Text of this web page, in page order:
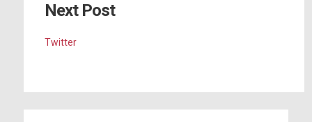
Next Post
Twitter